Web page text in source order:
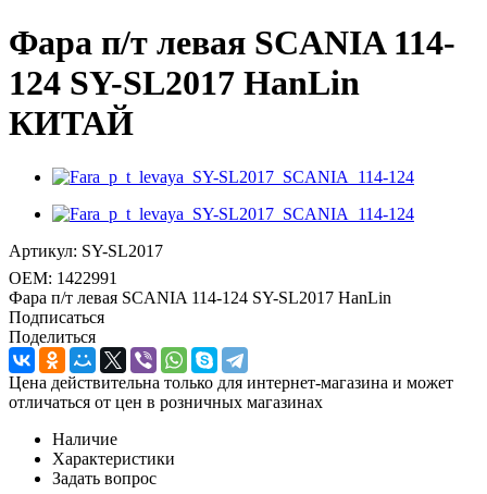
Фара п/т левая SCANIA 114-
124 SY-SL2017 HanLin
КИТАЙ
Артикул: SY-SL2017
OEM: 1422991
Фара п/т левая SCANIA 114-124 SY-SL2017 HanLin
Подписаться
Поделиться
Цена действительна только для интернет-магазина и может
отличаться от цен в розничных магазинах
Наличие
Характеристики
Задать вопрос